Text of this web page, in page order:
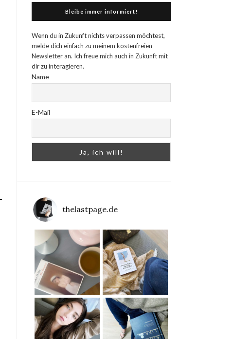
Bleibe immer informiert!
Wenn du in Zukunft nichts verpassen möchtest,
melde dich einfach zu meinem kostenfreien
Newsletter an. Ich freue mich auch in Zukunft mit
dir zu interagieren.
Name
E-Mail
thelastpage.de